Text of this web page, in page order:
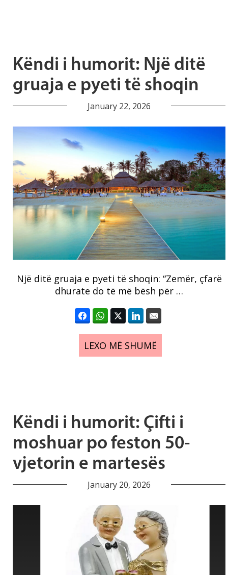
Këndi i humorit: Një ditë
gruaja e pyeti të shoqin
January 22, 2026
Një ditë gruaja e pyeti të shoqin: “Zemër, çfarë
dhurate do të më bësh për …
LEXO MË SHUMË
Këndi i humorit: Çifti i
moshuar po feston 50-
vjetorin e martesës
January 20, 2026